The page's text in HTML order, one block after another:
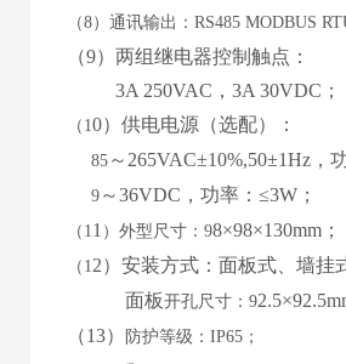
（8） 通讯输出： RS485 MODBUS
（9）两组继电器控制触点：
3A 250VAC， 3A 30VDC；
（ 10）供电电源 （选配） ：
85 ～ 265VAC±10%,50±1Hz，
9 ～36VDC，功率：≤3W；
（ 11 ）外型尺寸： 98×98×130mm；
（ 12）安装方式： 面板式 墙挂
面板开孔尺寸： 92.5×92.5
（13） 防护等级： IP65；